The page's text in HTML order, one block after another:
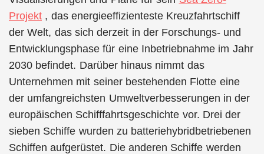
Projekt , das energieeffizienteste Kreuzfahrtschiff
der Welt, das sich derzeit in der Forschungs- und
Entwicklungsphase für eine Inbetriebnahme im Jahr
2030 befindet. Darüber hinaus nimmt das
Unternehmen mit seiner bestehenden Flotte eine
der umfangreichsten Umweltverbesserungen in der
europäischen Schifffahrtsgeschichte vor. Drei der
sieben Schiffe wurden zu batteriehybridbetriebenen
Schiffen aufgerüstet. Die anderen Schiffe werden